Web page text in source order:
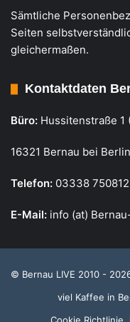
Sämtliche
Seiten
gleichermaßen.
Kontaktdaten
Büro: Hussitenstraße 1
16321 Bernau bei Berlin
Telefon: 03338
E-Mail: info (at)
© Bernau LIVE 2010 -
viel Kaffee in